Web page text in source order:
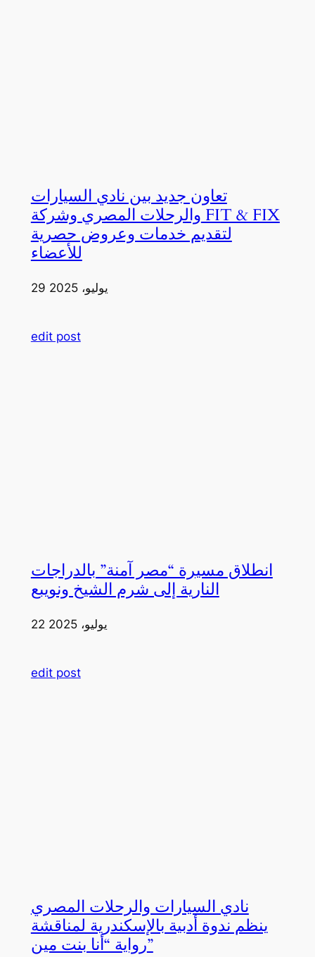
تعاون جديد بين نادي السيارات
والرحلات المصري وشركة FIT & FIX
لتقديم خدمات وعروض حصرية
للأعضاء
29 يوليو، 2025
edit post
انطلاق مسيرة “مصر آمنة” بالدراجات
النارية إلى شرم الشيخ ونويبع
22 يوليو، 2025
edit post
نادي السيارات والرحلات المصري
ينظم ندوة أدبية بالإسكندرية لمناقشة
رواية “أنا بنت مين”